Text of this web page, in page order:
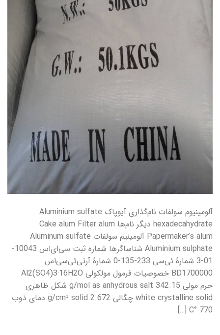
آلومینیوم سولفات نام‌گذاری آیوپاک Aluminium sulfate
hexadecahydrate دیگر نام‌ها Cake alum Filter alum
Papermaker’s alum آلومینیم سولفات Aluminum sulfate
Aluminium sulphate شناساگرها شماره ثبت سی‌ای‌اس 10043-
01-3 شمارهٔ ئی‌سی 233-135-0 شمارهٔ آرتی‌ئی‌سی‌اس
BD1700000 خصوصیات فرمول مولکولی Al2(SO4)3·16H2O
جرم مولی 342.15 g/mol as anhydrous salt شکل ظاهری
white crystalline solid چگالی 2.672 g/cm³ solid دمای ذوب
770 °C […]